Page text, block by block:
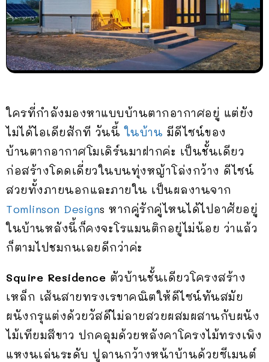
ใครที่กำลังมองหาแบบบ้านตากอากาศอยู่ แต่ยัง
ไม่ได้ไอเดียสักที วันนี้ในบ้าน มีดีไซน์ของ
บ้านตากอากาศโมเดิร์นมาฝากค่ะ เป็นชั้นเดียว
ก่อสร้างโดดเดี่ยวในบนทุ่งหญ้าโล่งกว้าง ดีไซน์
สวยทั้งภายนอกและภายใน เป็นผลงานจาก
Tomlinson Designs หากคู่รักคู่ไหนได้ไปอาศัยอยู่
ในบ้านหลังนี้ก็คงจะโรแมนติกอยู่ไม่น้อย ว่าแล้ว
ก็ตามไปชมกนเลยดีกว่าค่ะ
Squire Residence ตัวบ้านชั้นเดียวโครงสร้าง
เหล็ก เส้นสายทรงเรขาคณิตให้ดีไซน์ทันสมัย
ผนังกรุแต่งด้วยวัสดึไม่ลายสวยผสมผสานกับผนัง
ไม้เทียมสีขาว ปกคลุมด้วยหลังคาโครงไม้ทรงเพิง
แหงนเล่นระดับ ปูลานกว้างหน้าบ้านด้วยซีเมนต์